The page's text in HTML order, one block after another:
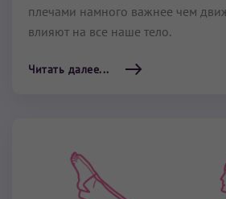
плечами намного важнее чем
влияют на все наше тело.
Читать далее...